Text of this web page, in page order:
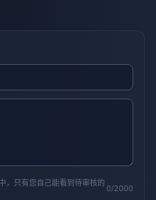
，只有您自己能看到待审核的
0/2000